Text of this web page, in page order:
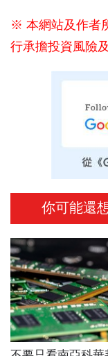
※ 本網站及作者
行承擔投資風險
你可能還